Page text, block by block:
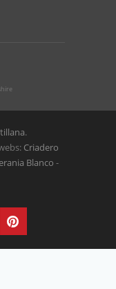
.
Criadero
Blanco -